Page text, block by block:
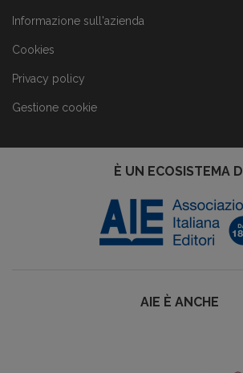
Informazione sull'azienda
Cookies
Privacy policy
Gestione cookie
È UN ECOSISTEMA DI
AIE È ANCHE